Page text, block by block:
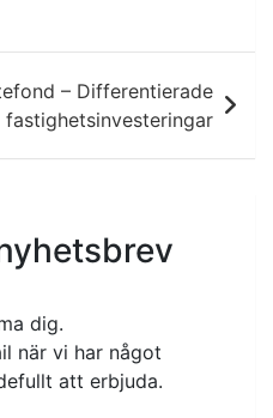
– Differentierade
fastighetsinvesteringar
dig.
när vi har något
att erbjuda.